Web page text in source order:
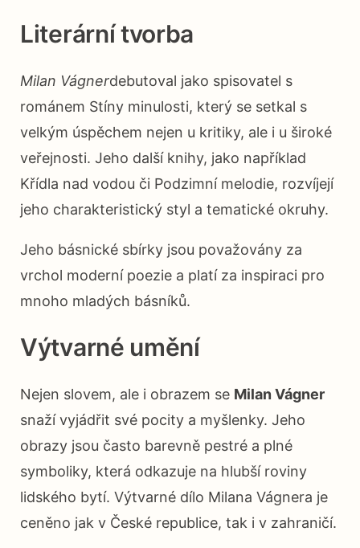
Literární tvorba
Milan Vágnerdebutoval jako spisovatel s
románem Stíny minulosti, který se setkal s
velkým úspěchem nejen u kritiky, ale i u široké
veřejnosti. Jeho další knihy, jako například
Křídla nad vodou či Podzimní melodie, rozvíjejí
jeho charakteristický styl a tematické okruhy.
Jeho básnické sbírky jsou považovány za
vrchol moderní poezie a platí za inspiraci pro
mnoho mladých básníků.
Výtvarné umění
Nejen slovem, ale i obrazem se Milan Vágner
snaží vyjádřit své pocity a myšlenky. Jeho
obrazy jsou často barevně pestré a plné
symboliky, která odkazuje na hlubší roviny
lidského bytí. Výtvarné dílo Milana Vágnera je
ceněno jak v České republice, tak i v zahraničí.